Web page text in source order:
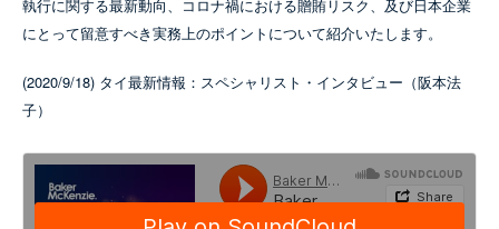
執行に関する最新動向、コロナ禍における贈賄リスク、及び日本企業
にとって留意すべき実務上のポイントについて紹介いたします。
(2020/9/18) タイ最新情報：スペシャリスト・インタビュー（阪本法
子）